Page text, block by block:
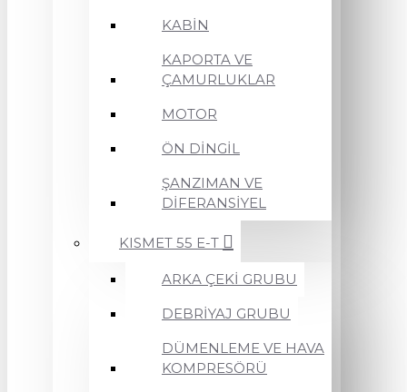
KABİN
KAPORTA VE
ÇAMURLUKLAR
MOTOR
ÖN DİNGİL
ŞANZIMAN VE
DİFERANSİYEL
KISMET 55 E-T
ARKA ÇEKİ GRUBU
DEBRİYAJ GRUBU
DÜMENLEME VE HAVA
KOMPRESÖRÜ